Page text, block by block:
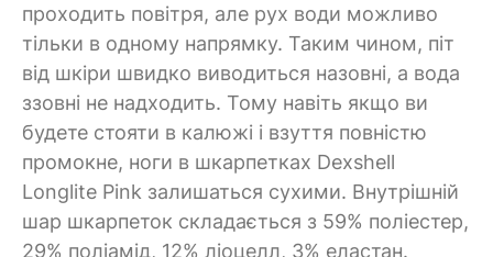
проходить повітря, але рух води можливо
тільки в одному напрямку. Таким чином, піт
від шкіри швидко виводиться назовні, а вода
ззовні не надходить. Тому навіть якщо ви
будете стояти в калюжі і взуття повністю
промокне, ноги в шкарпетках Dexshell
Longlite Pink залишаться сухими. Внутрішній
шар шкарпеток складається з 59% поліестер,
29% поліамід, 12% ліоцелл, 3% еластан.